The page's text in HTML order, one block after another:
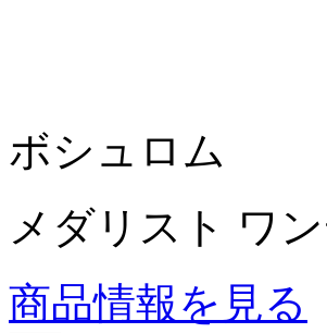
ボシュロム
メダリスト ワ
商品情報を見る